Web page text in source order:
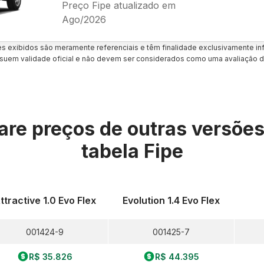
Preço Fipe atualizado em
Ago/2026
exibidos são meramente referenciais e têm finalidade exclusivamente
validade oficial e não devem ser considerados como uma avaliação
preços de outras
tabela Fipe
1.0 Evo Flex
001424-9
R$ 35.826
Evolution 1.4 Evo Flex
001425-7
R$ 44.395